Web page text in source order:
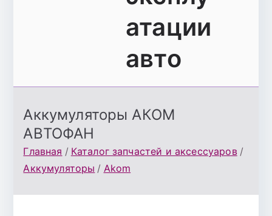
атации
авто
Аккумуляторы АКОМ
АВТОФАН
Главная
Каталог запчастей и аксессуаров
Аккумуляторы
Akom